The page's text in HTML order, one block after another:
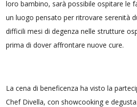
loro bambino, sarà possibile ospitare le
un luogo pensato per ritrovare serenità
difficili mesi di degenza nelle strutture
prima di dover affrontare nuove cure.
La cena di beneficenza ha visto la
Chef Divella, con showcooking e